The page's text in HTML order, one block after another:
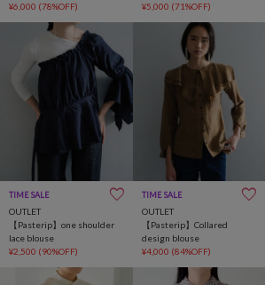
¥6,000 (78%OFF)
¥5,000 (71%OFF)
TIME SALE
OUTLET
【Pasterip】one shoulder
lace blouse
¥2,500 (90%OFF)
TIME SALE
OUTLET
【Pasterip】Collared
design blouse
¥4,000 (84%OFF)